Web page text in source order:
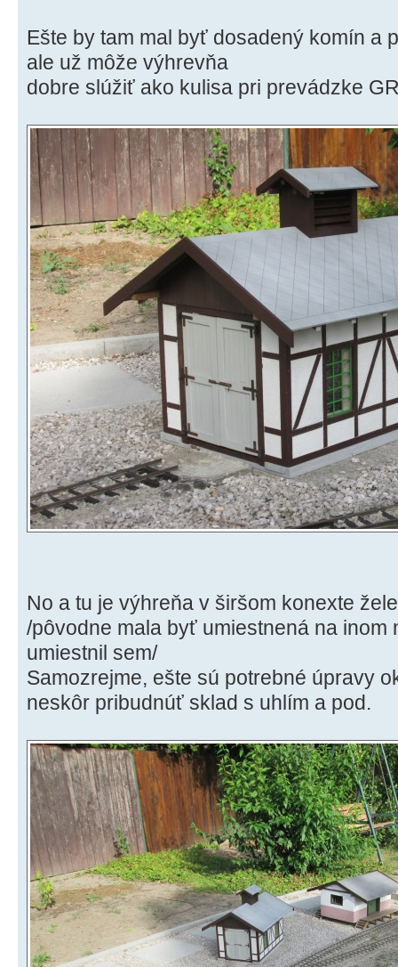
Ešte by tam mal byť dosadený komín a
ale už môže výhrevňa
dobre slúžiť ako kulisa pri prevádzke
No a tu je výhreňa v širšom konexte
/pôvodne mala byť umiestnená na inom
umiestnil sem/
Samozrejme, ešte sú potrebné úpravy
neskôr pribudnúť sklad s uhlím a pod.